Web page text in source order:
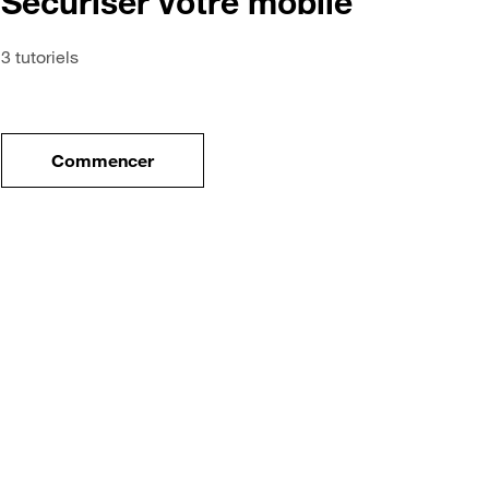
nouveau mobile
3 tutoriels
Commencerle tuto pour Sécuriser votre mobile